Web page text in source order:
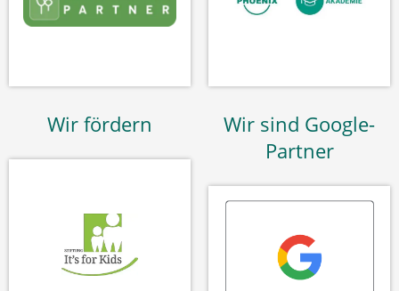
Wir fördern
Wir sind Google-
Partner